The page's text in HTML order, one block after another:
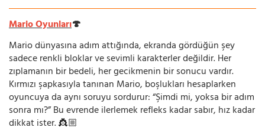
Mario Oyunları🍄
Mario dünyasına adım attığında, ekranda gördüğün şey
sadece renkli bloklar ve sevimli karakterler değildir. Her
zıplamanın bir bedeli, her gecikmenin bir sonucu vardır.
Kırmızı şapkasıyla tanınan Mario, boşlukları hesaplarken
oyuncuya da aynı soruyu sordurur: “Şimdi mi, yoksa bir adım
sonra mı?” Bu evrende ilerlemek refleks kadar sabır, hız kadar
dikkat ister. 👸🏼